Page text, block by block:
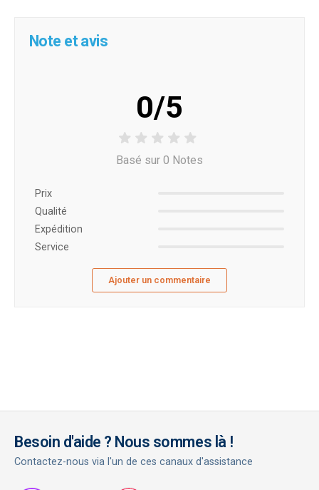
Note et avis
0/5
Basé sur 0 Notes
Prix ​​
Qualité
Expédition
Service
Ajouter un commentaire
Besoin d'aide ? Nous sommes là !
Contactez-nous via l'un de ces canaux d'assistance